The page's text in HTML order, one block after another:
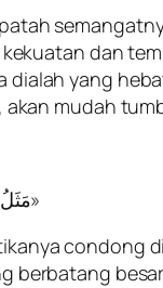
dan
dialah yang
mudah
‎مَثَلُ المُؤْمِنِ كَالخَامَةِ مِنَ الزَّرْعِ، تُفَيِّئُهَا الرِّيحُ مَرَّةً، وَتَعْدِلُهَا مَرَّةً، وَمَثَلُ المُنَافِقِ كَالأَرْزَةِ، لاَ تَزَالُ حَتَّى يَكُونَ انْجِعَافُهَا مَرَّةً وَاحِدَةً»
condong
berbatang